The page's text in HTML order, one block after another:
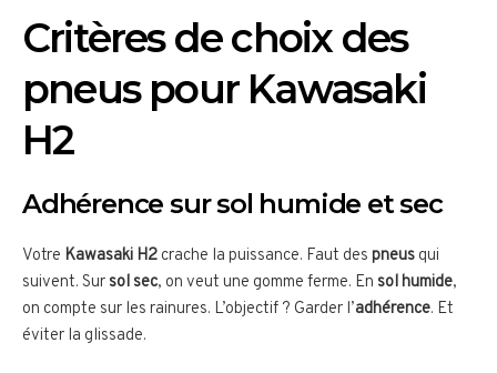
Critères de choix des
pneus pour Kawasaki
H2
Adhérence sur sol humide et sec
Votre Kawasaki H2 crache la puissance. Faut des pneus qui
suivent. Sur sol sec, on veut une gomme ferme. En sol humide,
on compte sur les rainures. L’objectif ? Garder l’adhérence. Et
éviter la glissade.